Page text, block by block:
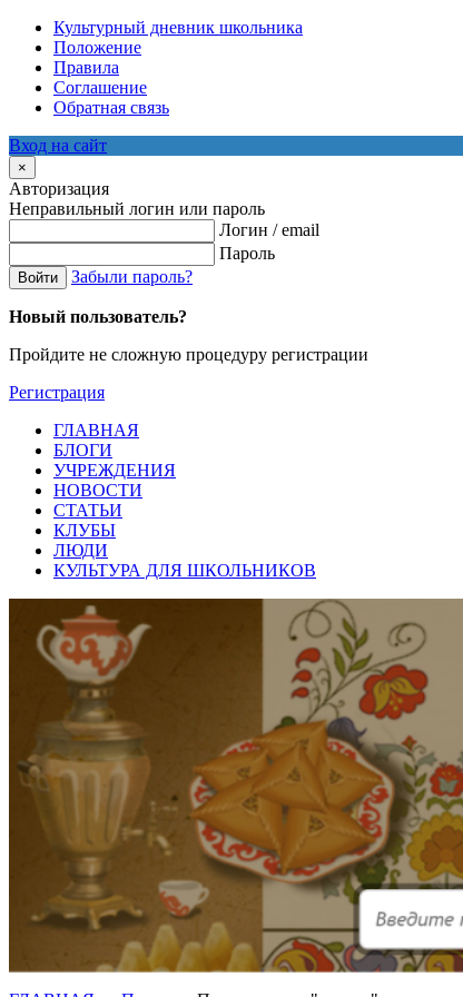
Культурный дневник школьника
Положение
Правила
Соглашение
Обратная связь
Вход на сайт
×
Авторизация
Неправильный логин или пароль
Логин / email
Пароль
Войти Забыли пароль?
Новый пользователь?
Пройдите не сложную процедуру регистрации
Регистрация
ГЛАВНАЯ
БЛОГИ
УЧРЕЖДЕНИЯ
НОВОСТИ
СТАТЬИ
КЛУБЫ
ЛЮДИ
КУЛЬТУРА ДЛЯ ШКОЛЬНИКОВ